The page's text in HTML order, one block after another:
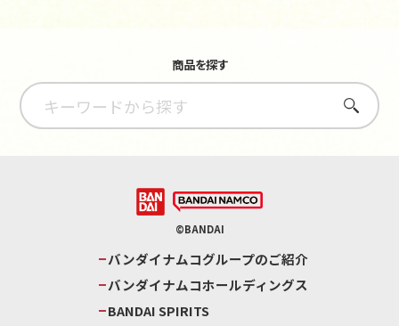
商品を探す
さがす
©BANDAI
バンダイナムコグループのご紹介
バンダイナムコホールディングス
BANDAI SPIRITS